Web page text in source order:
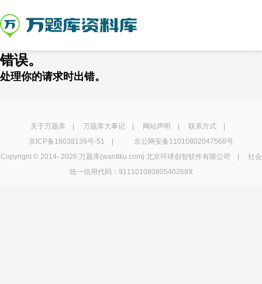
错误。
处理你的请求时出错。
关于万题库| 万题库大事记| 网站声明 联系方式|
京ICP备16038139号-51
京公网安备11010802047568号
Copyright © 2014- 2026 万题库(wantiku.com) 北京环球创智软件有限公司 | 社会
统一信用代码：91110108080540268X